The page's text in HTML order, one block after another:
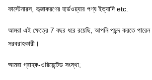
ফাস্টেনারস, কব্জাকরণের হার্ডওয়্যার পণ্য ইত্যাদি etc.
আমরা এই ক্ষেত্রে 7 বছর ধরে রয়েছি, আপনি পছন্দ করতে পারেন
সরবরাহকারী।
আমরা গ্রাহক-ওরিয়েন্টেড সংস্থা;